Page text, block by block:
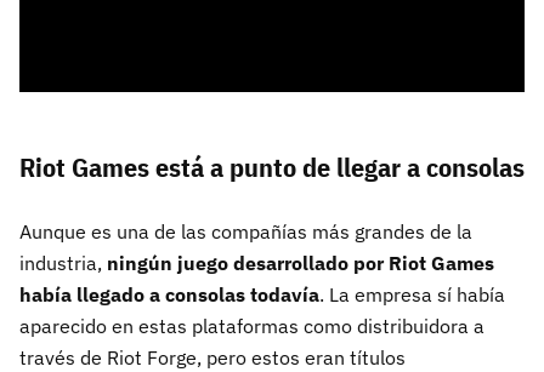
Riot Games está a punto de llegar a consolas
Aunque es una de las compañías más grandes de la
industria, ningún juego desarrollado por Riot Games
había llegado a consolas todavía. La empresa sí había
aparecido en estas plataformas como distribuidora a
través de Riot Forge, pero estos eran títulos